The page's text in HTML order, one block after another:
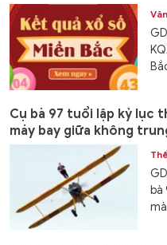
Cụ bà 97 tuổi lập kỷ lục
máy bay giữa không
bà